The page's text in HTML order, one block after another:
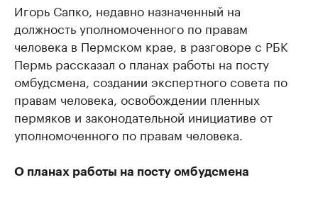
Игорь Сапко, недавно назначенный на
должность уполномоченного по правам
человека в Пермском крае, в разговоре с РБК
Пермь рассказал о планах работы на посту
омбудсмена, создании экспертного совета по
правам человека, освобождении пленных
пермяков и законодательной инициативе от
уполномоченного по правам человека.
О планах работы на посту омбудсмена